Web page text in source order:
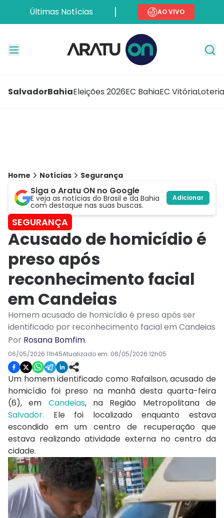
Últimas Notícias AO VIVO
SalvadorBahiaEleições 2026EC BahiaEC Vitória
Home Notícias Segurança
Siga o Aratu ON no Google
E veja as notícias do Brasil e da Bahia
com destaque nas suas buscas.
Adicionar
SEGURANÇA
Acusado de homicídio é
preso após
reconhecimento facial
em Candeias
Homem acusado de homicídio é preso após ser
identificado por reconhecimento facial em Candeias
Por Rosana Bomfim.
06/05/2026 11h45Atualizado em: 06/05/2026 12h05
Um homem identificado como Rafailson, acusado de
homicídio foi preso na manhã desta quarta-feira
(6), em Candeias, na Região Metropolitana de
Salvador. Ele foi localizado enquanto estava
escondido em um centro de recuperação que
estava realizando atividade externa no centro da
cidade.